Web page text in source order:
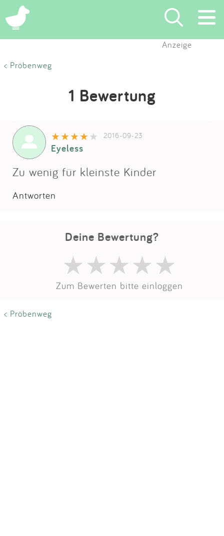
Eintragen
Partner
Anmelden
Anzeige
< Pröbenweg
1 Bewertung
2016-09-23
Eyeless
Zu wenig für kleinste Kinder
Antworten
Deine Bewertung?
Zum Bewerten bitte einloggen
< Pröbenweg